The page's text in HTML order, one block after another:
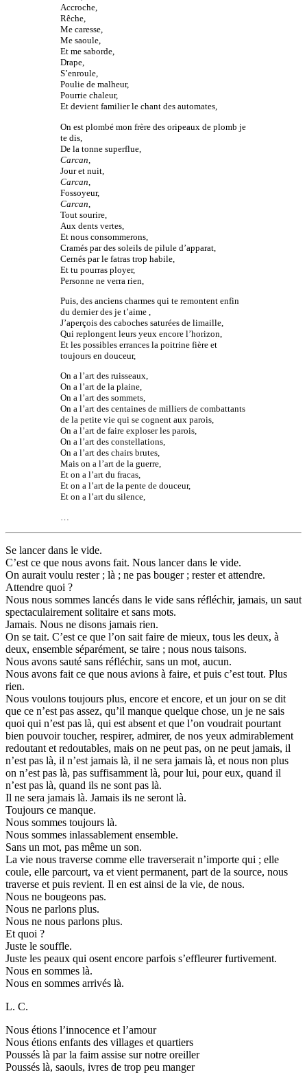
Accroche,
Rêche,
Me caresse,
Me saoule,
Et me saborde,
Drape,
S’enroule,
Poulie de malheur,
Pourrie chaleur,
Et devient familier le chant des automates,
On est plombé mon frère des oripeaux de plomb je
te dis,
De la tonne superflue,
Carcan,
Jour et nuit,
Carcan
Fossoyeur,
Carcan
Tout sourire,
Aux dents vertes,
Et nous consommerons,
Cramés par des soleils de pilule d’apparat,
Cernés par le fatras trop habile,
Et tu pourras ployer,
Personne ne verra rien,
Puis, des anciens charmes qui te remontent enfin
du dernier des je t’aime ,
J’aperçois des caboches saturées de limaille,
Qui replongent leurs yeux encore l’horizon,
Et les possibles errances la poitrine fière et
toujours en douceur,
On a l’art des ruisseaux,
On a l’art de la plaine,
On a l’art des sommets,
On a l’art des centaines de milliers de combattants
de la petite vie qui se cognent aux parois,
On a l’art de faire exploser les parois,
On a l’art des constellations,
On a l’art des chairs brutes,
Mais on a l’art de la guerre,
Et on a l’art du fracas,
Et on a l’art de la pente de douceur,
Et on a l’art du silence,
Se lancer dans le vide.
C’est ce que nous avons fait. Nous lancer dans le vide.
On aurait voulu rester ; là ; ne pas bouger ; rester et attendre.
Attendre quoi ?
Nous nous sommes lancés dans le vide sans réfléchir, jamais, un saut
spectaculairement solitaire et sans mots.
Jamais. Nous ne disons jamais rien.
On se tait. C’est ce que l’on sait faire de mieux, tous les deux, à
deux, ensemble séparément, se taire ; nous nous taisons.
Nous avons sauté sans réfléchir, sans un mot, aucun.
Nous avons fait ce que nous avions à faire, et puis c’est tout. Plus
rien.
Nous voulons toujours plus, encore et encore, et un jour on se dit
que ce n’est pas assez, qu’il manque quelque chose, un je ne sais
quoi qui n’est pas là, qui est absent et que l’on voudrait pourtant
bien pouvoir toucher, respirer, admirer, de nos yeux admirablement
redoutant et redoutables, mais on ne peut pas, on ne peut jamais, il
n’est pas là, il n’est jamais là, il ne sera jamais là, et nous non plus
on n’est pas là, pas suffisamment là, pour lui, pour eux, quand il
n’est pas là, quand ils ne sont pas là.
Il ne sera jamais là. Jamais ils ne seront là.
Toujours ce manque.
Nous sommes toujours là.
Nous sommes inlassablement ensemble.
Sans un mot, pas même un son.
La vie nous traverse comme elle traverserait n’importe qui ; elle
coule, elle parcourt, va et vient permanent, part de la source, nous
traverse et puis revient. Il en est ainsi de la vie, de nous.
Nous ne bougeons pas.
Nous ne parlons plus.
Nous ne nous parlons plus.
Et quoi ?
Juste le souffle.
Juste les peaux qui osent encore parfois s’effleurer furtivement.
Nous en sommes là.
Nous en sommes arrivés là.
L. C.
Nous étions l’innocence et l’amour
Nous étions enfants des villages et quartiers
Poussés là par la faim assise sur notre oreiller
Poussés là, saouls, ivres de trop peu manger